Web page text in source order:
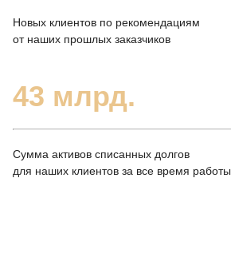
Новых клиентов по рекомендациям
от наших прошлых заказчиков
43 млрд.
Сумма активов списанных долгов
для наших клиентов за все время работы